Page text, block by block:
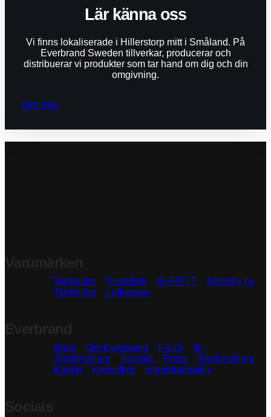
Lär känna oss
Vi finns lokaliserade i Hillerstorp mitt i Småland. På
Everbrand Sweden tillverkar, producerar och
distribuerar vi produkter som tar hand om dig och din
omgivning.
Om oss
Torrbollen Sharkbite IS-FRITT
Absodry by
Torrbollen
Luftrenare
Shop Om Everbrand F.A.Q.
Bli
Återförsäljare
Kontakt Press
Återförsäljare
Karriär
Köpvillkor Integritetspolicy